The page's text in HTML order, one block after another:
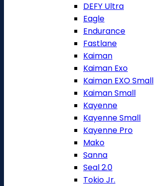
DEFY Ultra
Eagle
Endurance
Fastlane
Kaiman
Kaiman Exo
Kaiman EXO Small
Kaiman Small
Kayenne
Kayenne Small
Kayenne Pro
Mako
Sanna
Seal 2.0
Tokio Jr.